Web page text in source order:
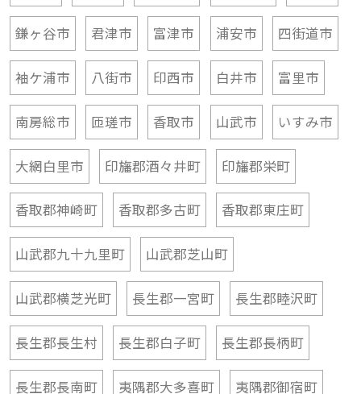
鎌ヶ谷市 君津市 富津市 浦安市 四街道市
袖ケ浦市 八街市 印西市 白井市 富里市
南房総市 匝瑳市 香取市 山武市 いすみ市
大網白里市 印旛郡酒々井町 印旛郡栄町
香取郡神崎町 香取郡多古町 香取郡東庄町
山武郡九十九里町 山武郡芝山町
山武郡横芝光町 長生郡一宮町 長生郡睦沢町
長生郡長生村 長生郡白子町 長生郡長柄町
長生郡長南町 夷隅郡大多喜町 夷隅郡御宿町